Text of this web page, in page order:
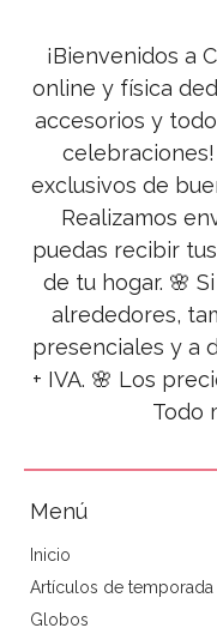
¡Bienvenidos a
online y física
accesorios y
exclusivos de
Realizamos
puedas recibir
de tu hogar. 🌸
alrededores,
presenciales y a
+ IVA. 🌸 Los
Todo
Menú
Inicio
Artículos de temporada
Globos